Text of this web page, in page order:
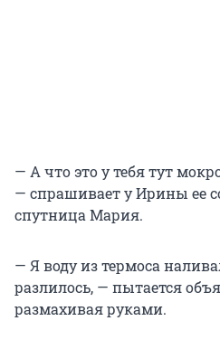
— А что это у тебя тут
— спрашивает у Ирины ее
спутница Мария.
— Я воду из термоса
разлилось, — пытается
размахивая руками.